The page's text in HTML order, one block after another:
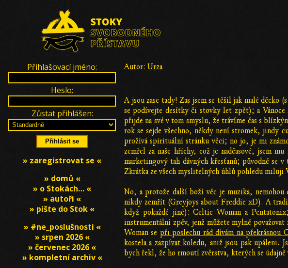
Autor: Urza
A jsou zase tady! Zas jsem se těšil jak malé děcko
se podívejte desítky či stovky let zpět); a
přijde na své v tom smyslu, že trávíme čas s
rok se sejde všechno, někdy není stromek, jindy
prožívá spirituální stránku věci; no jo, je mi
zemřel za naše hříchy, což je nadčasové, jsem
marketingový tah dávných křesťanů; původně se
Zkrátka ze všech myslitelných úhlů pohledu
No, a protože další boží věc je muzika, nemohou
nikdy zemřít (Greyjoys about Freddie xD). A
když pokaždé jiné): Celtic Woman a
instrumentální zpěv, jenž můžete mylně
Woman se při poslechu rád dívám na překrásnou
kostela a zazpívat koledu, aniž jsou pak upáleni.
bych řekl, že ho rmoutí zvěrstva, kterých se
Přihlašovací jméno:
Heslo:
Zůstat přihlášen:
» zaregistrovat se «
» domů «
» o Stokách… «
» autoři «
» pište do Stok «
» #ne_poslušnosti «
» srpen 2026 «
» červenec 2026 «
» kompletní archiv «